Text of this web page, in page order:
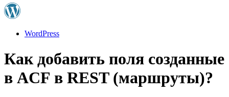
WordPress
Как добавить поля созданные
в ACF в REST (маршруты)?